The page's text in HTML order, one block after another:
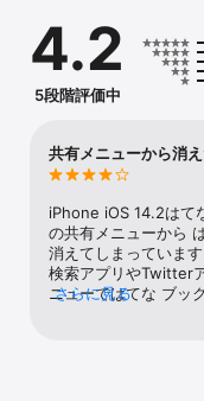
・ブラウザや他のニュ
気コメントが発見できる
◆ ログイン機能でもっと
・気の合うユーザーを
・ウィジェットで、未
録して最新情報をフォロ
◆ より良い体験のために
もしこのアプリを気に
4.2
5段階評価中
共有メニューから消え
iPhone iOS 14.2はて
の共有メニューから
消えてしまっていま
検索アプリやTwitter
ニューではてな ブッ
さらに見る